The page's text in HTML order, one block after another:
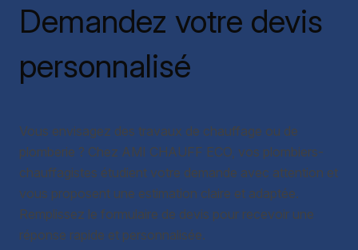
Demandez votre devis
personnalisé
Vous envisagez des travaux de chauffage ou de
plomberie ? Chez AMI CHAUFF ECO, vos plombiers-
chauffagistes étudient votre demande avec attention et
vous proposent une estimation claire et adaptée.
Remplissez le formulaire de devis pour recevoir une
réponse rapide et personnalisée.